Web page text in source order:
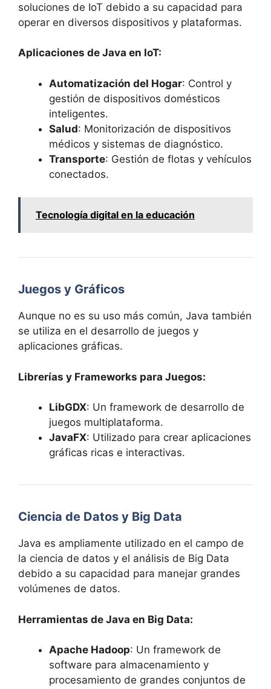
soluciones de IoT debido a su capacidad para
operar en diversos dispositivos y plataformas.
Aplicaciones de Java en IoT:
Automatización del Hogar: Control y
gestión de dispositivos domésticos
inteligentes.
Salud: Monitorización de dispositivos
médicos y sistemas de diagnóstico.
Transporte: Gestión de flotas y vehículos
conectados.
Tecnología digital en la educación
Juegos y Gráficos
Aunque no es su uso más común, Java también
se utiliza en el desarrollo de juegos y
aplicaciones gráficas.
Librerías y Frameworks para Juegos:
LibGDX: Un framework de desarrollo de
juegos multiplataforma.
JavaFX: Utilizado para crear aplicaciones
gráficas ricas e interactivas.
Ciencia de Datos y Big Data
Java es ampliamente utilizado en el campo de
la ciencia de datos y el análisis de Big Data
debido a su capacidad para manejar grandes
volúmenes de datos.
Herramientas de Java en Big Data:
Apache Hadoop: Un framework de
software para almacenamiento y
procesamiento de grandes conjuntos de